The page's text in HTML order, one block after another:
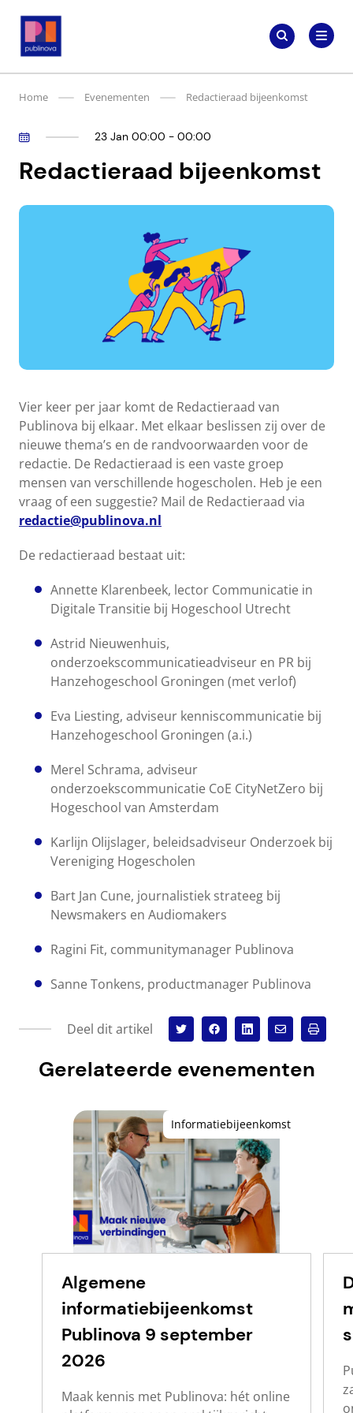
naar
Publinova.nl
Zoeken
naar:
Zoeken
Home Evenementen Redactieraad bijeenkomst
Redactieraad bijeenkomst
23 Jan 00:00 - 00:00
Vier keer per jaar komt de Redactieraad van
Publinova bij elkaar. Met elkaar beslissen zij over de
nieuwe thema’s en de randvoorwaarden voor de
redactie. De Redactieraad is een vaste groep
mensen van verschillende hogescholen. Heb je een
vraag of een suggestie? Mail de Redactieraad via
redactie@publinova.nl
De redactieraad bestaat uit:
Annette Klarenbeek, lector Communicatie in
Digitale Transitie bij Hogeschool Utrecht
Astrid Nieuwenhuis,
onderzoekscommunicatieadviseur en PR bij
Hanzehogeschool Groningen (met verlof)
Eva Liesting, adviseur kenniscommunicatie bij
Hanzehogeschool Groningen (a.i.)
Merel Schrama, adviseur
onderzoekscommunicatie CoE CityNetZero bij
Hogeschool van Amsterdam
Karlijn Olijslager, beleidsadviseur Onderzoek bij
Vereniging Hogescholen
Bart Jan Cune, journalistiek strateeg bij
Newsmakers en Audiomakers
Ragini Fit, communitymanager Publinova
Sanne Tonkens, productmanager Publinova
Deel dit artikel
Gerelateerde evenementen
Algemene
informatiebijeenkomst
Publinova 9 september
2026
Maak kennis met Publinova: hét online
Informatiebijeenkomst